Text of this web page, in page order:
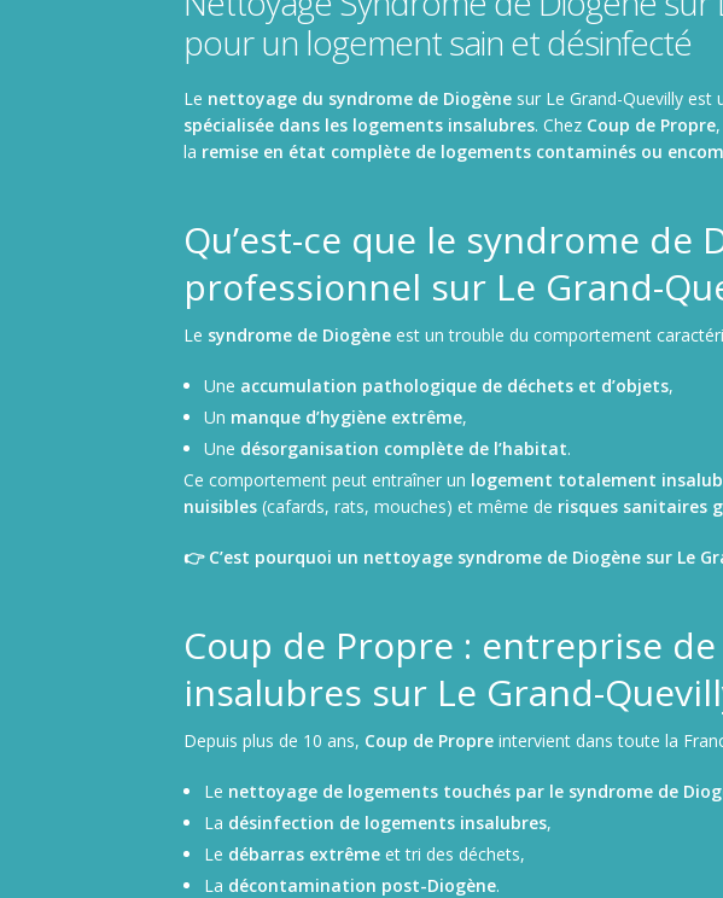
Nettoyage de camions, poids lourds et utilitaires
pour un logement sain et désinfecté
Le nettoyage du syndrome de Diogène sur Le Grand-Quevilly est
spécialisée dans les logements insalubres. Chez Coup de Propre
la remise en état complète de logements contaminés ou
Qu’est-ce que le syndrome
professionnel sur Le Grand-
Le syndrome de Diogène est un trouble du comportement
Une accumulation pathologique de déchets et d’objets,
Un manque d’hygiène extrême,
Une désorganisation complète de l’habitat.
Ce comportement peut entraîner un logement totalement
nuisibles (cafards, rats, mouches) et même de risques sanitaires
👉 C’est pourquoi un nettoyage syndrome de Diogène sur Le
Coup de Propre : entreprise
insalubres sur Le Grand-
Depuis plus de 10 ans, Coup de Propre intervient dans toute la
Le nettoyage de logements touchés par le syndrome de
La désinfection de logements insalubres,
Le débarras extrêmeet tri des déchets,
La décontamination post-Diogène.